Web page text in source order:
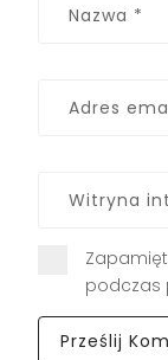
podczas